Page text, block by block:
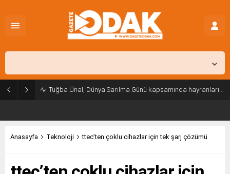
Tuğba Ünal, Dünya Sarılma Günü kapsamında hayranlarıyla buluştu
Anasayfa Teknoloji ttec’ten çoklu cihazlar için tek şarj çözümü